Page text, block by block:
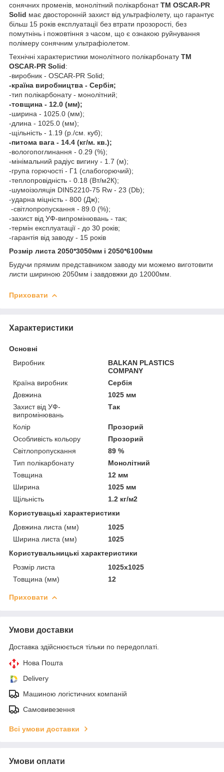
сонячних променів, монолітний полікарбонатТМ OSCAR-PR
Solid має двосторонній захист від ультрафіолету, що гарантує
більш 15 років експлуатації без втрати прозорості, без
помутнінь і пожовтіння з часом, що є ознакою руйнування
полімеру сонячним ультрафіолетом.
Технічні характеристики монолітного полікарбонату ТМ
OSCAR-PR Solid:
-виробник - OSCAR-PR Solid;
-країна виробництва - Сербія;
-тип полікарбонату - монолітний;
-товщина - 12.0 (мм);
-ширина - 1025.0 (мм);
-длина - 1025.0 (мм);
-щільність - 1.19 (р./см. куб);
-питома вага - 14.4 (кг/м. кв.);
-вологопоглинання - 0.29 (%);
-мінімальний радіус вигину - 1.7 (м);
-група горючості - Г1 (слабогорючий);
-теплопровідність - 0.18 (Вт/м2К);
-шумоізоляція DIN52210-75 Rw - 23 (Db);
-ударна міцність - 800 (Дж);
-світлопропускання - 89.0 (%);
-захист від УФ-випромінювань - так;
-термін експлуатації - до 30 років;
-гарантія від заводу - 15 років
Розмір листа 2050*3050мм і 2050*6100мм
Будучи прямим представником заводу ми можемо виготовити
листи шириною 2050мм і завдовжки до 12000мм.
Приховати
Характеристики
Основні
Виробник
BALKAN PLASTICS
COMPANY
Країна виробник
Сербія
Довжина
1025 мм
Захист від УФ-
випромінювань
Так
Колір
Прозорий
Особливість кольору
Прозорий
Світлопропускання
89 %
Тип полікарбонату
Монолітний
Товщина
12 мм
Ширина
1025 мм
Щільність
1.2 кг/м2
Користувацькi характеристики
Довжина листа (мм)
1025
Ширина листа (мм)
1025
Користувальницькі характеристики
Розмір листа
1025х1025
Товщина (мм)
12
Приховати
Умови доставки
Доставка здійснюється тільки по передоплаті.
Нова Пошта
Delivery
Машиною логістичних компаній
Самовивезення
Всі умови доставки
Умови оплати